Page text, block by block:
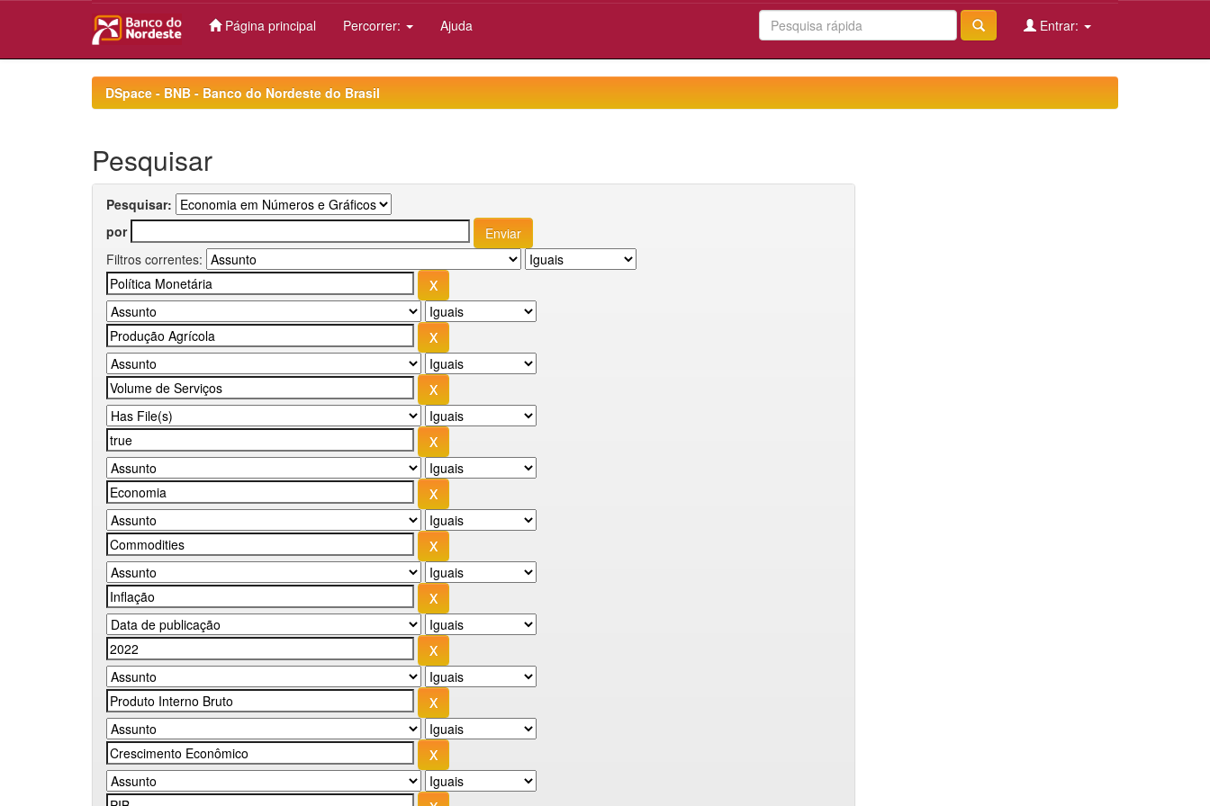
Página principal Percorrer: Ajuda Entrar:
DSpace - BNB - Banco do Nordeste do Brasil
Pesquisar
Pesquisar:
por
Filtros correntes: